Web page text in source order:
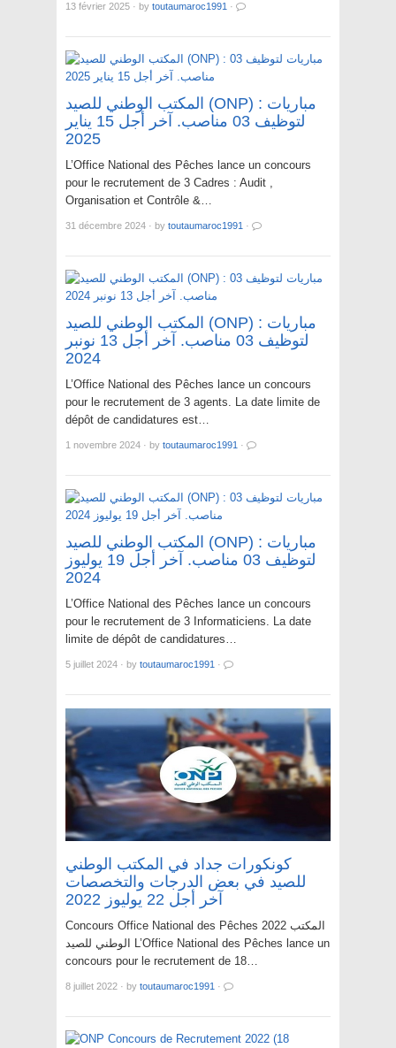
13 février 2025 · by toutaumaroc1991 ·
المكتب الوطني للصيد (ONP) : مباريات
لتوظيف 03 مناصب. آخر أجل 15 يناير
2025
L’Office National des Pêches lance un concours
pour le recrutement de 3 Cadres : Audit ,
Organisation et Contrôle &…
31 décembre 2024 · by toutaumaroc1991 ·
المكتب الوطني للصيد (ONP) : مباريات
لتوظيف 03 مناصب. آخر أجل 13 نونبر
2024
L’Office National des Pêches lance un concours
pour le recrutement de 3 agents. La date limite de
dépôt de candidatures est…
1 novembre 2024 · by toutaumaroc1991 ·
المكتب الوطني للصيد (ONP) : مباريات
لتوظيف 03 مناصب. آخر أجل 19 يوليوز
2024
L’Office National des Pêches lance un concours
pour le recrutement de 3 Informaticiens. La date
limite de dépôt de candidatures…
5 juillet 2024 · by toutaumaroc1991 ·
كونكورات جداد في المكتب الوطني
للصيد في بعض الدرجات والتخصصات
آخر أجل 22 يوليوز 2022
Concours Office National des Pêches 2022 المكتب
الوطني للصيد L’Office National des Pêches lance un
concours pour le recrutement de 18…
8 juillet 2022 · by toutaumaroc1991 ·